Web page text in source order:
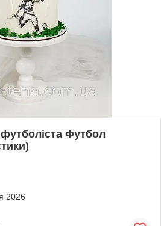
Футбол
2026